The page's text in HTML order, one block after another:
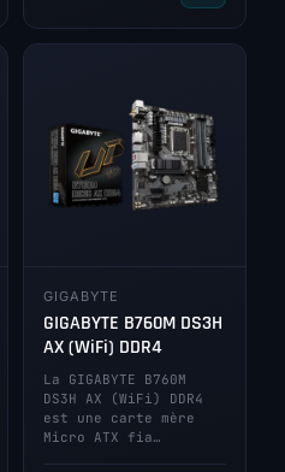
GIGABYTE
GIGABYTE B760M DS3H
AX (WiFi) DDR4
La GIGABYTE B760M
DS3H AX (WiFi) DDR4
est une carte mère
Micro ATX fia…